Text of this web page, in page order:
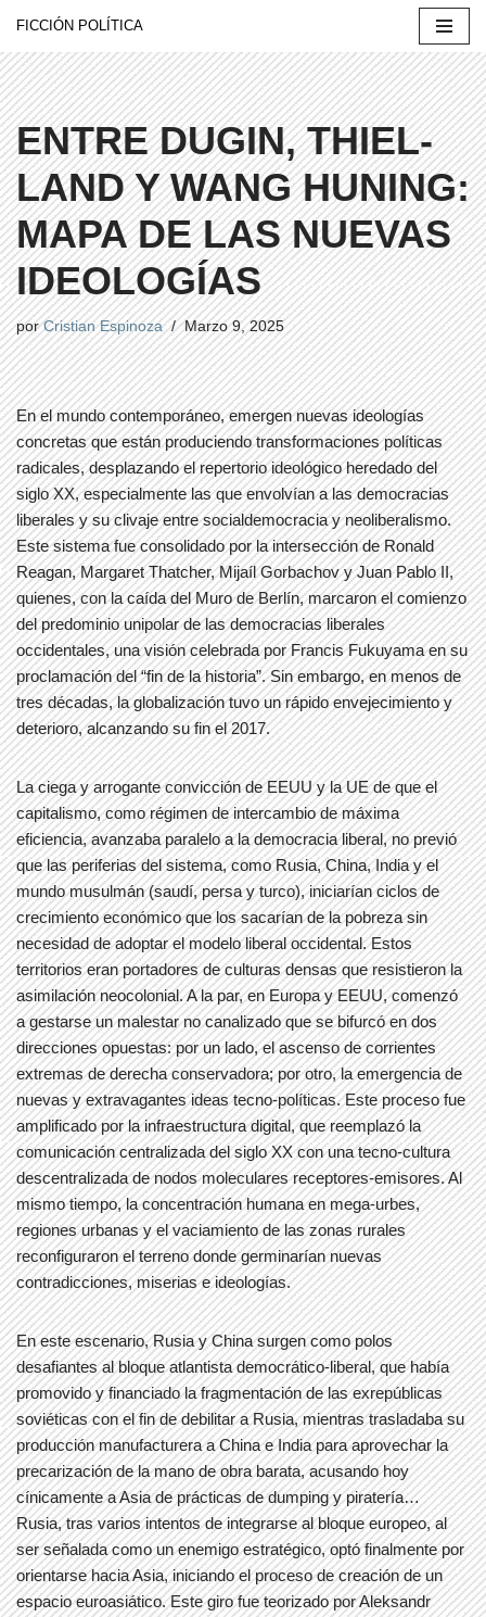
Saltar
al
contenido
FICCIÓN POLÍTICA
ENTRE DUGIN, THIEL-
LAND Y WANG HUNING:
MAPA DE LAS NUEVAS
IDEOLOGÍAS
porCristian Espinoza Marzo 9, 2025
En el mundo contemporáneo, emergen nuevas ideologías
concretas que están produciendo transformaciones políticas
radicales, desplazando el repertorio ideológico heredado del
siglo XX, especialmente las que envolvían a las democracias
liberales y su clivaje entre socialdemocracia y neoliberalismo.
Este sistema fue consolidado por la intersección de Ronald
Reagan, Margaret Thatcher, Mijaíl Gorbachov y Juan Pablo II,
quienes, con la caída del Muro de Berlín, marcaron el comienzo
del predominio unipolar de las democracias liberales
occidentales, una visión celebrada por Francis Fukuyama en su
proclamación del “fin de la historia”. Sin embargo, en menos de
tres décadas, la globalización tuvo un rápido envejecimiento y
deterioro, alcanzando su fin el 2017.
La ciega y arrogante convicción de EEUU y la UE de que el
capitalismo, como régimen de intercambio de máxima
eficiencia, avanzaba paralelo a la democracia liberal, no previó
que las periferias del sistema, como Rusia, China, India y el
mundo musulmán (saudí, persa y turco), iniciarían ciclos de
crecimiento económico que los sacarían de la pobreza sin
necesidad de adoptar el modelo liberal occidental. Estos
territorios eran portadores de culturas densas que resistieron la
asimilación neocolonial. A la par, en Europa y EEUU, comenzó
a gestarse un malestar no canalizado que se bifurcó en dos
direcciones opuestas: por un lado, el ascenso de corrientes
extremas de derecha conservadora; por otro, la emergencia de
nuevas y extravagantes ideas tecno-políticas. Este proceso fue
amplificado por la infraestructura digital, que reemplazó la
comunicación centralizada del siglo XX con una tecno-cultura
descentralizada de nodos moleculares receptores-emisores. Al
mismo tiempo, la concentración humana en mega-urbes,
regiones urbanas y el vaciamiento de las zonas rurales
reconfiguraron el terreno donde germinarían nuevas
contradicciones, miserias e ideologías.
En este escenario, Rusia y China surgen como polos
desafiantes al bloque atlantista democrático-liberal, que había
promovido y financiado la fragmentación de las exrepúblicas
soviéticas con el fin de debilitar a Rusia, mientras trasladaba su
producción manufacturera a China e India para aprovechar la
precarización de la mano de obra barata, acusando hoy
cínicamente a Asia de prácticas de dumping y piratería…
Rusia, tras varios intentos de integrarse al bloque europeo, al
ser señalada como un enemigo estratégico, optó finalmente por
orientarse hacia Asia, iniciando el proceso de creación de un
espacio euroasiático. Este giro fue teorizado por Aleksandr